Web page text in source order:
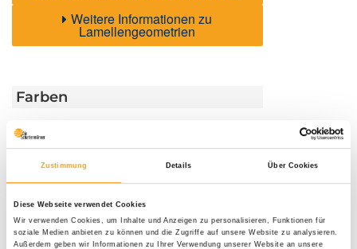
Zustimmung Details Über Cookies
Diese Webseite verwendet Cookies
Wir verwenden Cookies, um Inhalte und Anzeigen zu personalisieren, Funktionen für
soziale Medien anbieten zu können und die Zugriffe auf unsere Website zu analysieren.
Außerdem geben wir Informationen zu Ihrer Verwendung unserer Website an unsere
Weitere Informationen zu
Lamellengeometrien
Farben
Das könnte Sie auch interessieren